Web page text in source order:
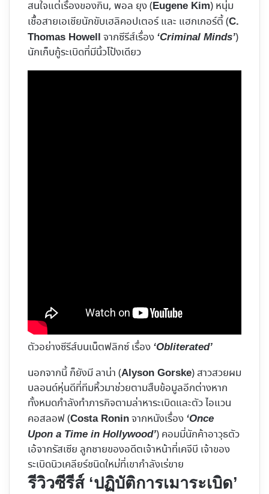
สนใจแต่เรื่องของกิน, พอล ยุง (Eugene Kim) หนุ่ม
เชื้อสายเอเชียนักขับเฮลิคอปเตอร์ และ แฮกเกอร์ตี้ (C.
Thomas Howell
จากซีรีส์เรื่อง ‘Criminal Minds’)
นักเก็บกู้ระเบิดที่มีนิ้วโป้งเดียว
ตัวอย่างซีรีส์บนเน็ตฟลิกซ์ เรื่อง ‘Obliterated’
นอกจากนี้ ก็ยังมี ลาน่า (Alyson Gorske) สาวสวยผม
บลอนด์หุ่นดีที่ทีมหิ้วมาช่วยตามสืบข้อมูลอีกต่างหาก
ทั้งหมดกำลังทำภารกิจตามล่าหาระเบิดและตัว ไอแวน
คอสลอฟ (Costa Ronin จากหนังเรื่อง ‘Once
Upon a Time in Hollywood’) คอมมี่นักค้าอาวุธตัว
เอ้จากรัสเซีย ลูกชายของอดีตเจ้าหน้าที่เคจีบี เจ้าของ
ระเบิดนิวเคลียร์ชนิดใหม่ที่เขากำลังเร่ขาย
รีวิวซีรีส์ ‘ปฏิบัติการเมาระเบิด’